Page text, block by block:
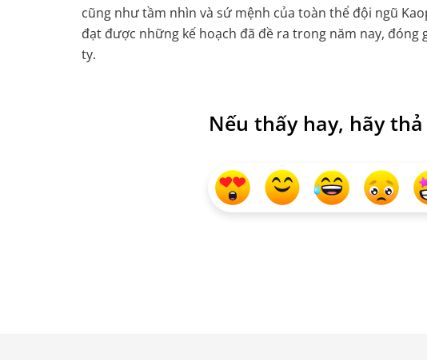
cũng như tầm nhìn và sứ mệnh của toàn thể đội ngũ
đạt được những kế hoạch đã đề ra trong năm nay,
ty.
Nếu thấy hay, hãy